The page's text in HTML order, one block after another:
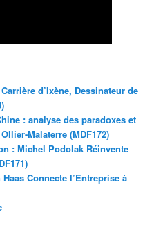
d’Ixène, Dessinateur de
: analyse des paradoxes et
Malaterre (MDF172)
: Michel Podolak Réinvente
Connecte l’Entreprise à